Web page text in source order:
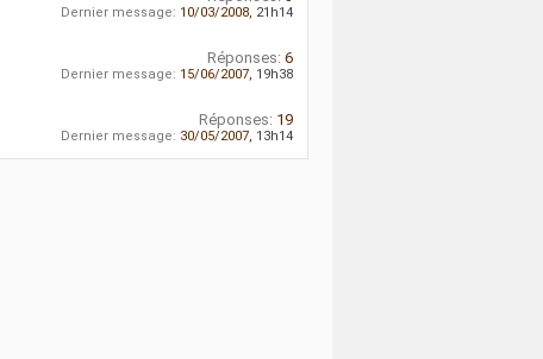
Dernier message: 10/03/2008, 21h14
Réponses: 6
Dernier message: 15/06/2007, 19h38
Réponses: 19
Dernier message: 30/05/2007, 13h14